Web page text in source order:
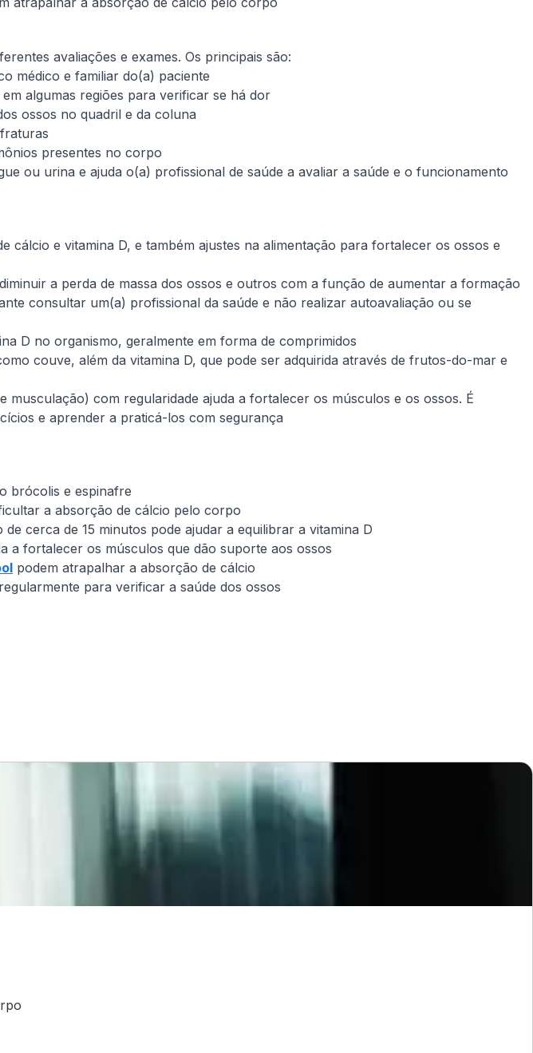
avaliações e exames. Os principais são:
médico e familiar do(a) paciente
algumas regiões para verificar se há dor
ossos no quadril e da coluna
presentes no corpo
ou urina e ajuda o(a) profissional de saúde a avaliar a saúde e o funcionamento
e vitamina D, e também ajustes na alimentação para fortalecer os ossos e
a perda de massa dos ossos e outros com a função de aumentar a formação
consultar um(a) profissional da saúde e não realizar autoavaliação ou se
D no organismo, geralmente em forma de comprimidos
couve, além da vitamina D, que pode ser adquirida através de frutos-do-mar e
com regularidade ajuda a fortalecer os músculos e os ossos. É
e aprender a praticá-los com segurança
brócolis e espinafre
a absorção de cálcio pelo corpo
cerca de 15 minutos pode ajudar a equilibrar a vitamina D
a fortalecer os músculos que dão suporte aos ossos
podem atrapalhar a absorção de cálcio
para verificar a saúde dos ossos